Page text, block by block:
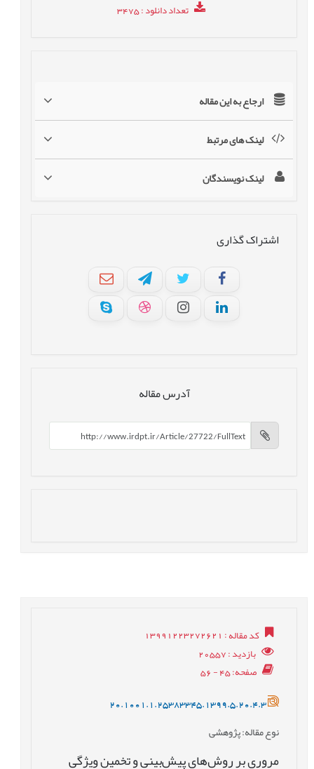
تعداد دانلود: 3475
ارجاع به این مقاله
لینک های مرتبط
لینک نویسندگان
اشتراک گذاری
آدرس مقاله
کد مقاله: 13991223272621
بازدید: 20557
صفحه: 45 - 56
20.1001.1.25383345.1399.5.20.4.3
نوع مقاله: پژوهشی
مروری بر روش‌های پیش‌بینی و تخمین ویژگی